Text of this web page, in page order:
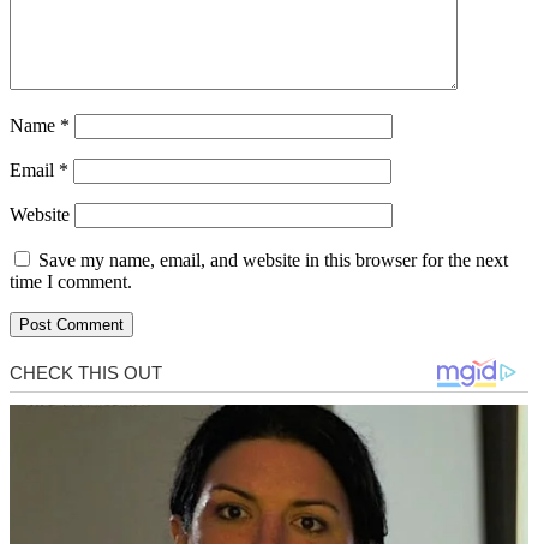
Name *
Email *
Website
Save my name, email, and website in this browser for the next
time I comment.